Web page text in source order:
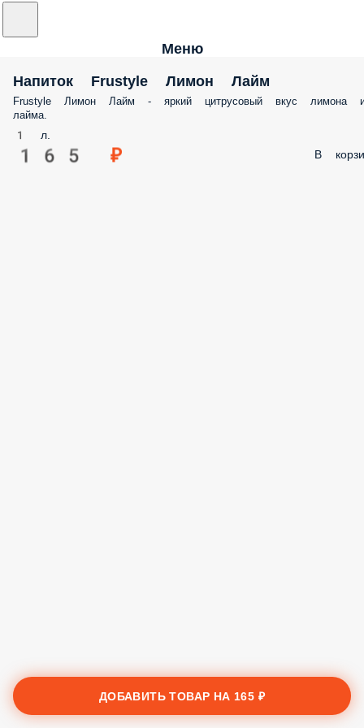
Меню
Напиток Frustyle Лимон Лайм
Frustyle Лимон Лайм - яркий цитрусовый вкус лимона
лайма.
1 л.
165 ₽ В
ДОБАВИТЬ ТОВАР НА 165 ₽